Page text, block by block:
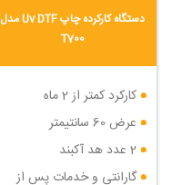
دستگاه کارکرده چاپ Uv DTF مدل
T700
کارکرد کمتر از 2 ماه
عرض 60 سانتیمتر
2 عدد هد آکبند
گارانتی و خدمات پس از